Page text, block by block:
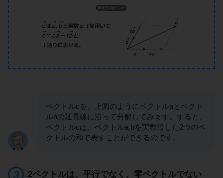
ベクトルcを、上図のようにベクトルaとベクト
ルbの延長線に沿って分解してみます。すると、
ベクトルcは、ベクトルa,bを実数倍した2つのベ
クトルの和で表すことができるのです。
2ベクトルは、平行でなく、零ベクトルでない